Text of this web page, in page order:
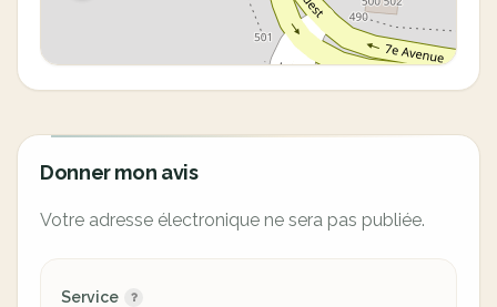
Donner mon avis
Votre adresse électronique ne sera pas publiée.
Service